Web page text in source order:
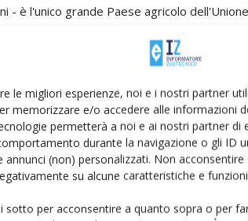
le migliori esperienze, noi e i nostri partner
memorizzare e/o accedere alle informazioni
permetterà a noi e ai nostri partner di
durante la navigazione o gli ID
annunci (non) personalizzati. Non
su alcune caratteristiche e
sotto per acconsentire a quanto sopra o per
- è l'unico grande Paese agricolo
il nostro Paese ha registrato una riduzione
l a modifica dell'eco-schema 4 che
con la strategia del Farm to Fork e tali da
per la difesa delle colture, senza
la diversificazione colturale, in luogo